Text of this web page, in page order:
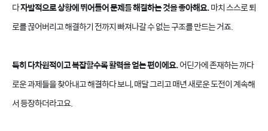
다자발적으로 상황에 뛰어들어 문제를 해결하는 것을 좋아해요.마치 스스로 퇴
로를 끊어버리고 해결하기 전까지 빠져나갈 수 없는 구조를 만드는 거죠.
특히 다차원적이고 복잡할수록 활력을 얻는 편이에요.어딘가에 존재하는 까다
로운 과제들을 찾아내고 해결하다 보니, 매달 그리고 매년 새로운 도전이 계속해
서 등장하더라고요.